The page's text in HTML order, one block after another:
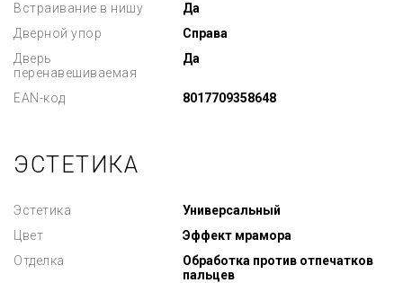
Встраивание в нишу
Да
Дверной упор
Справа
Дверь
перенавешиваемая
Да
EAN-код 8017709358648
ЭСТЕТИКА
Эстетика
Универсальный
Цвет
Эффект мрамора
Отделка
Обработка против отпечатков
пальцев